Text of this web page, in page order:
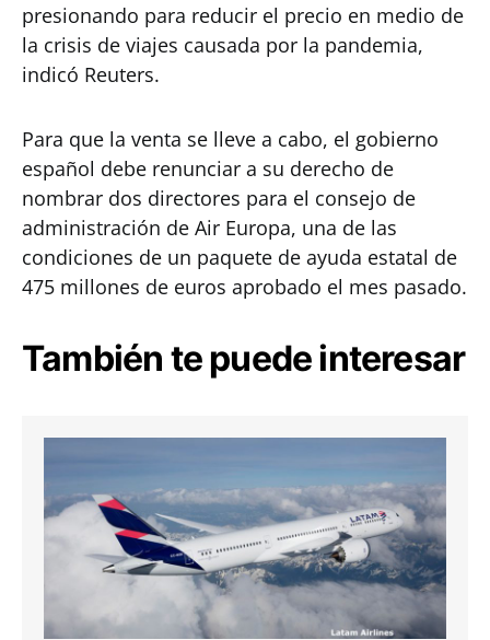
presionando para reducir el precio en medio de
la crisis de viajes causada por la pandemia,
indicó Reuters.
Para que la venta se lleve a cabo, el gobierno
español debe renunciar a su derecho de
nombrar dos directores para el consejo de
administración de Air Europa, una de las
condiciones de un paquete de ayuda estatal de
475 millones de euros aprobado el mes pasado.
También te puede interesar